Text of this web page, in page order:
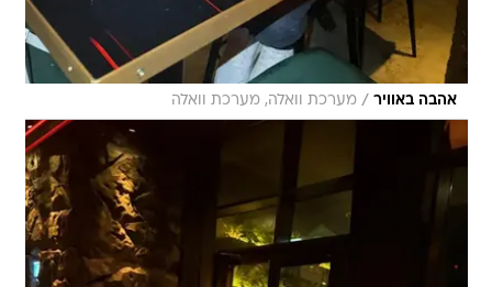
אהבה באוויר / מערכת וואלה, מערכת וואלה